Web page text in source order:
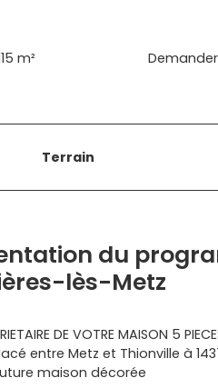
m²
Terrain
du
lès-Metz
DE VOTRE MAISON 5
entre Metz et Thionville à
maison décorée